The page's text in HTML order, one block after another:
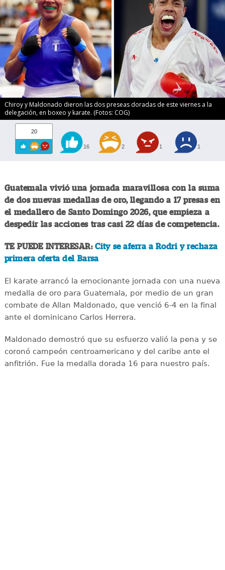
Chiroy y Maldonado dieron las dos preseas doradas de este viernes a la
delegación, en boxeo y karate. (Fotos: COG)
20
16 2 1 1
Guatemala vivió una jornada maravillosa con la suma
de dos nuevas medallas de oro, llegando a 17 presas en
el medallero de Santo Domingo 2026, que empieza a
despedir las acciones tras casi 22 días de competencia.
TE PUEDE INTERESAR:City se aferra a Rodri y rechaza
primera oferta del Barsa
El karate arrancó la emocionante jornada con una nueva
medalla de oro para Guatemala, por medio de un gran
combate de Allan Maldonado, que venció 6-4 en la final
ante el dominicano Carlos Herrera.
Maldonado demostró que su esfuerzo valió la pena y se
coronó campeón centroamericano y del caribe ante el
anfitrión. Fue la medalla dorada 16 para nuestro país.